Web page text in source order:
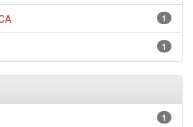
1
1
1